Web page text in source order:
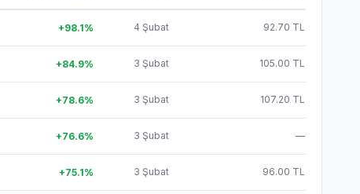
+98.1% 4 Şubat 92.70 TL
+84.9% 3 Şubat 105.00 TL
+78.6% 3 Şubat 107.20 TL
+76.6% 3 Şubat —
+75.1% 3 Şubat 96.00 TL